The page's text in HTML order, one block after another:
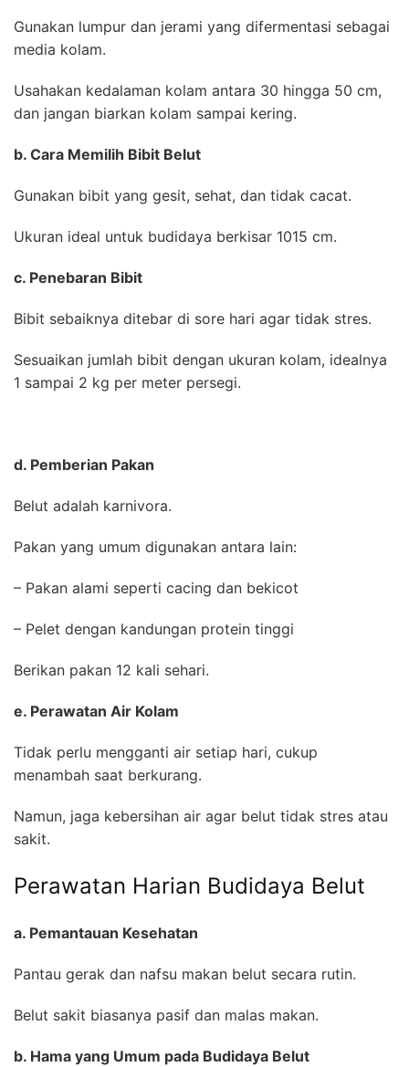
Gunakan lumpur dan jerami yang difermentasi sebagai
media kolam.
Usahakan kedalaman kolam antara 30 hingga 50 cm,
dan jangan biarkan kolam sampai kering.
b. Cara Memilih Bibit Belut
Gunakan bibit yang gesit, sehat, dan tidak cacat.
Ukuran ideal untuk budidaya berkisar 1015 cm.
c. Penebaran Bibit
Bibit sebaiknya ditebar di sore hari agar tidak stres.
Sesuaikan jumlah bibit dengan ukuran kolam, idealnya
1 sampai 2 kg per meter persegi.
d. Pemberian Pakan
Belut adalah karnivora.
Pakan yang umum digunakan antara lain:
– Pakan alami seperti cacing dan bekicot
– Pelet dengan kandungan protein tinggi
Berikan pakan 12 kali sehari.
e. Perawatan Air Kolam
Tidak perlu mengganti air setiap hari, cukup
menambah saat berkurang.
Namun, jaga kebersihan air agar belut tidak stres atau
sakit.
Perawatan Harian Budidaya Belut
a. Pemantauan Kesehatan
Pantau gerak dan nafsu makan belut secara rutin.
Belut sakit biasanya pasif dan malas makan.
b. Hama yang Umum pada Budidaya Belut